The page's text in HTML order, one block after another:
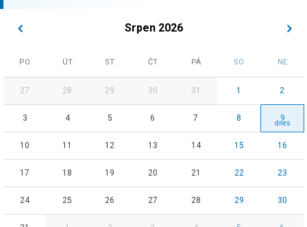
Srpen 2026
PO ÚT ST ČT PÁ SO NE
27 28 29 30 31 1 2
3 4 5 6 7 8 9
10 11 12 13 14 15 16
17 18 19 20 21 22 23
24 25 26 27 28 29 30